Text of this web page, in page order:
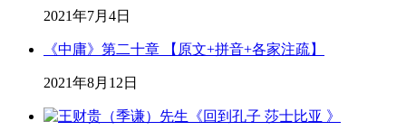
2021年7月4日
《中庸》第二十章 【原文+拼音+各家注疏】
2021年8月12日